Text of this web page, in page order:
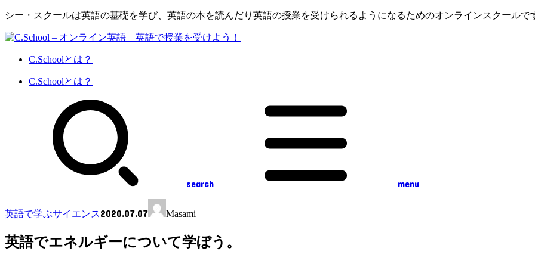
シー・スクールは英語の基礎を学び、英語の本を読んだり英語の授業を受けられるようになるためのオンラインスクールで
C.Schoolとは？
C.Schoolとは？
search menu
英語で学ぶサイエンス2020.07.07 Masami
英語でエネルギーについて学ぼう。